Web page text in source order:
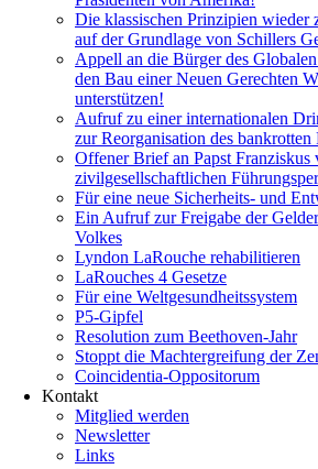
Die klassischen Prinzipien wieder
auf der Grundlage von Schillers
Appell an die Bürger des
den Bau einer Neuen Gerechten
unterstützen!
Aufruf zu einer internationalen
zur Reorganisation des bankrotten
Offener Brief an Papst Franziskus
zivilgesellschaftlichen
Für eine neue Sicherheits- und
Ein Aufruf zur Freigabe der
Volkes
Lyndon LaRouche rehabilitieren
LaRouches 4 Gesetze
Für eine Weltgesundheitssystem
P5-Gipfel
Resolution zum Beethoven-Jahr
Stoppt die Machtergreifung der
Coincidentia-Oppositorum
Kontakt
Mitglied werden
Newsletter
Links